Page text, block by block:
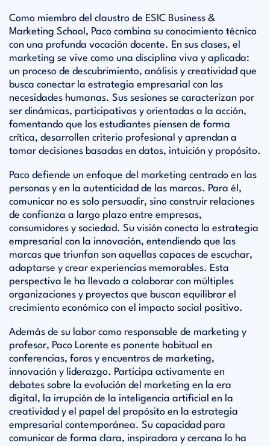
Como miembro del claustro de ESIC Business &
Marketing School, Paco combina su conocimiento técnico
con una profunda vocación docente. En sus clases, el
marketing se vive como una disciplina viva y aplicada:
un proceso de descubrimiento, análisis y creatividad que
busca conectar la estrategia empresarial con las
necesidades humanas. Sus sesiones se caracterizan por
ser dinámicas, participativas y orientadas a la acción,
fomentando que los estudiantes piensen de forma
crítica, desarrollen criterio profesional y aprendan a
tomar decisiones basadas en datos, intuición y propósito.
Paco defiende un enfoque del marketing centrado en las
personas y en la autenticidad de las marcas. Para él,
comunicar no es solo persuadir, sino construir relaciones
de confianza a largo plazo entre empresas,
consumidores y sociedad. Su visión conecta la estrategia
empresarial con la innovación, entendiendo que las
marcas que triunfan son aquellas capaces de escuchar,
adaptarse y crear experiencias memorables. Esta
perspectiva le ha llevado a colaborar con múltiples
organizaciones y proyectos que buscan equilibrar el
crecimiento económico con el impacto social positivo.
Además de su labor como responsable de marketing y
profesor, Paco Lorente es ponente habitual en
conferencias, foros y encuentros de marketing,
innovación y liderazgo. Participa activamente en
debates sobre la evolución del marketing en la era
digital, la irrupción de la inteligencia artificial en la
creatividad y el papel del propósito en la estrategia
empresarial contemporánea. Su capacidad para
comunicar de forma clara, inspiradora y cercana lo ha